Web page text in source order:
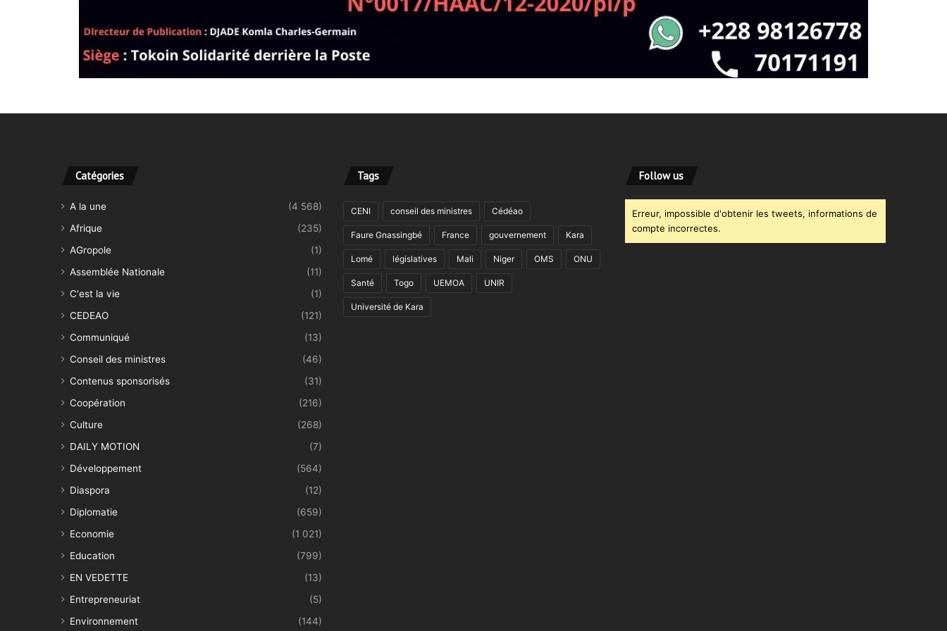
Catégories
A la une
(4 568)
Afrique
(235)
AGropole
(1)
Assemblée Nationale
(11)
C'est la vie
(1)
CEDEAO
(121)
Communiqué
(13)
Conseil des ministres
(46)
Contenus sponsorisés
(31)
Coopération
(216)
Culture
(268)
DAILY MOTION
(7)
Développement
(564)
Diaspora
(12)
Diplomatie
(659)
Economie
(1 021)
Education
(799)
EN VEDETTE
(13)
Entrepreneuriat
(5)
Environnement
(144)
Tags
CENI conseil des ministres Cédéao
Faure Gnassingbé France gouvernement Kara
Lomé législatives Mali Niger OMS ONU
Santé Togo UEMOA UNIR
Université de Kara
Follow us
Erreur, impossible d'obtenir les tweets, informations de
compte incorrectes.